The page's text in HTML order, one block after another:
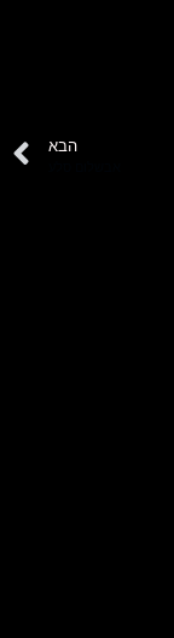
הבא